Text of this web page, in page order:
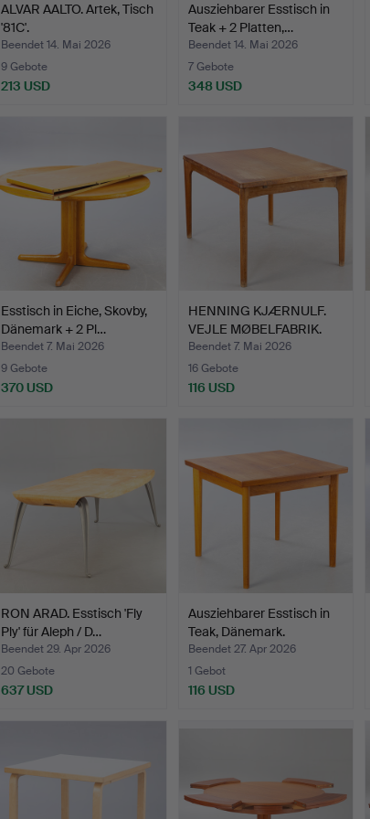
ALVAR AALTO. Artek, Tisch
'81C'.
Beendet 14. Mai 2026
9 Gebote
213 USD
Ausziehbarer Esstisch in
Teak + 2 Platten,…
Beendet 14. Mai 2026
7 Gebote
348 USD
Esstisch in Eiche, Skovby,
Dänemark + 2 Pl…
Beendet 7. Mai 2026
9 Gebote
370 USD
HENNING KJÆRNULF.
VEJLE MØBELFABRIK.
Erwei…
Beendet 7. Mai 2026
16 Gebote
116 USD
RON ARAD. Esstisch 'Fly
Ply' für Aleph / D…
Beendet 29. Apr 2026
20 Gebote
637 USD
Ausziehbarer Esstisch in
Teak, Dänemark.
Beendet 27. Apr 2026
1 Gebot
116 USD